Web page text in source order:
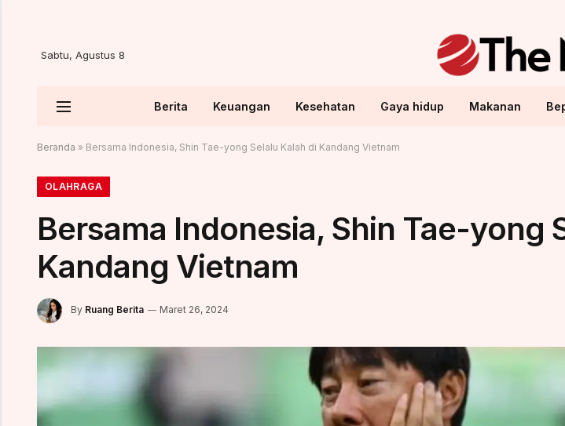
Sabtu, Agustus 8
Berita Keuangan Kesehatan Gaya hidup Makanan
Beranda » Bersama Indonesia, Shin Tae-yong Selalu Kalah di Kandang Vietnam
OLAHRAGA
Bersama Indonesia, Shin Tae-yong
Kandang Vietnam
By Ruang Berita Maret 26, 2024